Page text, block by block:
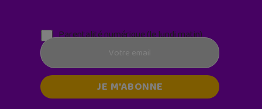
Parentalité numérique (le lundi matin)